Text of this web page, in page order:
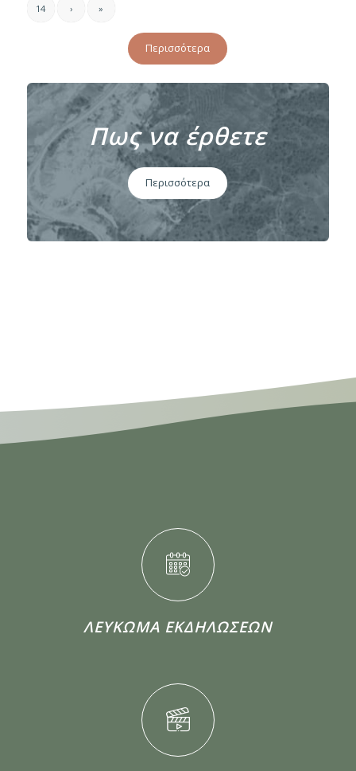
14 › »
Περισσότερα
Πως να έρθετε
Περισσότερα
ΛΕΥΚΩΜΑ ΕΚΔΗΛΩΣΕΩΝ